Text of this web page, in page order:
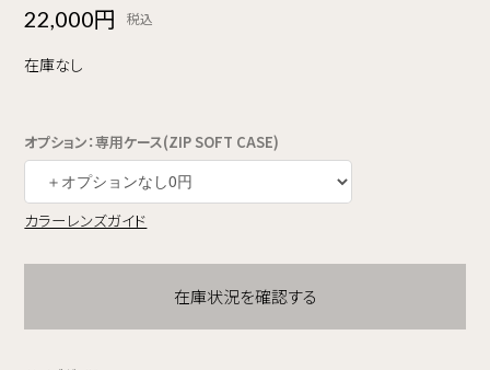
22,000円 税込
在庫なし
オプション：専用ケース(ZIP SOFT CASE)
カラーレンズガイド
在庫状況を確認する